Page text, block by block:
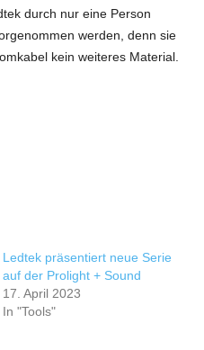
durch nur eine Person
werden, denn sie
kein weiteres Material.
Ledtek präsentiert neue Serie
auf der Prolight + Sound
17. April 2023
In "Tools"